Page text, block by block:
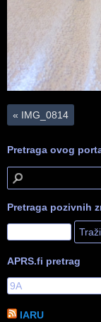
« IMG_0814
Pretraga ovog
Pretraga pozivnih
APRS.fi pretrag
IARU